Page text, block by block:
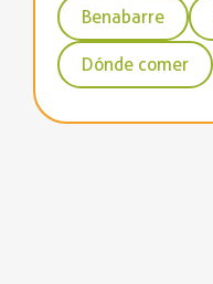
Benabarre
Dónde comer